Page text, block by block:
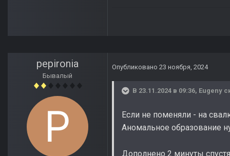
pepironia
Бывалый
Опубликовано 23 ноября, 2024
В 23.11.2024 в 09:36, Eugeny
Если не поменяли - на
Аномальное образование
Дополнено 2 минуты спустя